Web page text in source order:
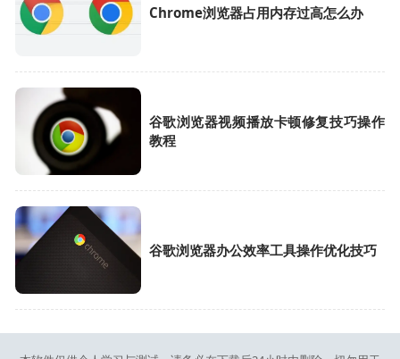
Chrome浏览器占用内存过高怎么办
谷歌浏览器视频播放卡顿修复技巧操作
教程
谷歌浏览器办公效率工具操作优化技巧